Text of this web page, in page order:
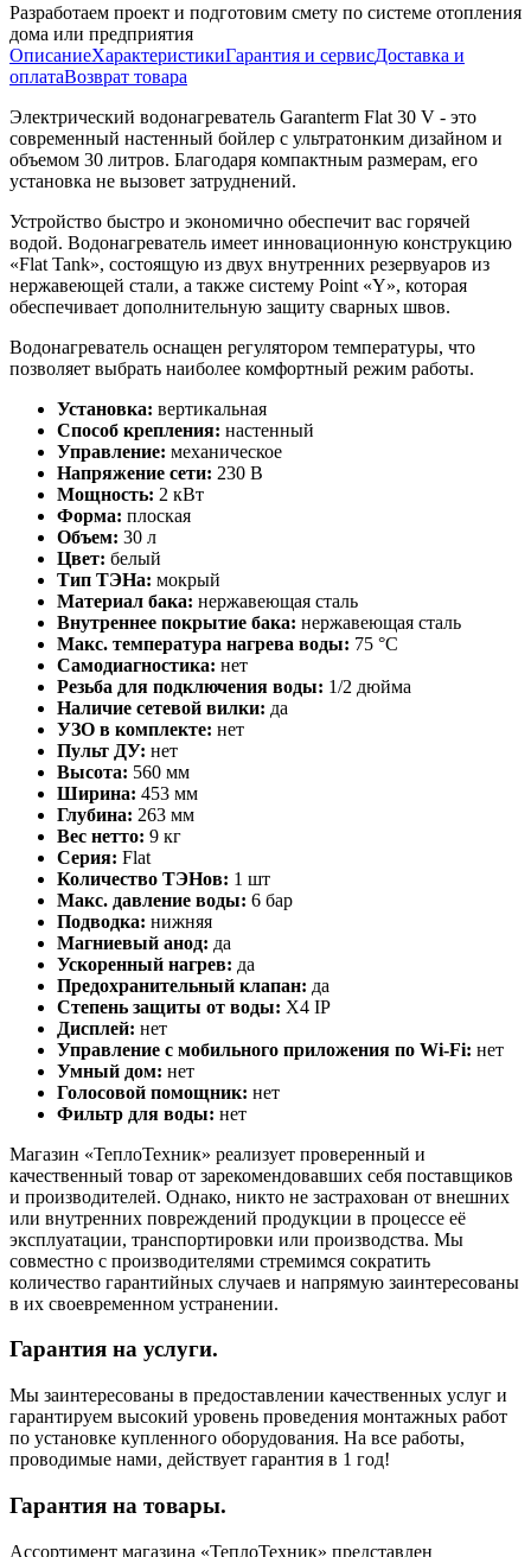
Разработаем проект и подготовим смету по системе отопления
дома или предприятия
ОписаниеХарактеристикиГарантия и сервисДоставка и
оплатаВозврат товара
Электрический водонагреватель Garanterm Flat 30 V - это
современный настенный бойлер с ультратонким дизайном и
объемом 30 литров. Благодаря компактным размерам, его
установка не вызовет затруднений.
Устройство быстро и экономично обеспечит вас горячей
водой. Водонагреватель имеет инновационную конструкцию
«Flat Tank», состоящую из двух внутренних резервуаров из
нержавеющей стали, а также систему Point «Y», которая
обеспечивает дополнительную защиту сварных швов.
Водонагреватель оснащен регулятором температуры, что
позволяет выбрать наиболее комфортный режим работы.
Установка: вертикальная
Способ крепления: настенный
Управление: механическое
Напряжение сети: 230 В
Мощность: 2 кВт
Форма: плоская
Объем: 30 л
Цвет: белый
Тип ТЭНа: мокрый
Материал бака: нержавеющая сталь
Внутреннее покрытие бака: нержавеющая сталь
Макс. температура нагрева воды: 75 °С
Самодиагностика: нет
Резьба для подключения воды: 1/2 дюйма
Наличие сетевой вилки: да
УЗО в комплекте: нет
Пульт ДУ: нет
Высота: 560 мм
Ширина: 453 мм
Глубина: 263 мм
Вес нетто: 9 кг
Серия: Flat
Количество ТЭНов: 1 шт
Макс. давление воды: 6 бар
Подводка: нижняя
Магниевый анод: да
Ускоренный нагрев: да
Предохранительный клапан: да
Степень защиты от воды: X4 IP
Дисплей: нет
Управление с мобильного приложения по Wi-Fi: нет
Умный дом: нет
Голосовой помощник: нет
Фильтр для воды: нет
Магазин «ТеплоТехник» реализует проверенный и
качественный товар от зарекомендовавших себя поставщиков
и производителей. Однако, никто не застрахован от внешних
или внутренних повреждений продукции в процессе её
эксплуатации, транспортировки или производства. Мы
совместно с производителями стремимся сократить
количество гарантийных случаев и напрямую заинтересованы
в их своевременном устранении.
Гарантия на услуги.
Мы заинтересованы в предоставлении качественных услуг и
гарантируем высокий уровень проведения монтажных работ
по установке купленного оборудования. На все работы,
проводимые нами, действует гарантия в 1 год!
Гарантия на товары.
Ассортимент магазина «ТеплоТехник» представлен